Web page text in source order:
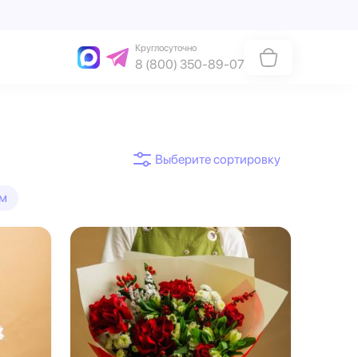
Круглосуточно
8 (800) 350-89-07